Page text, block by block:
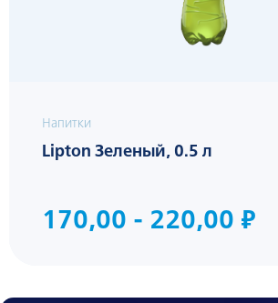
Напитки
Lipton Зеленый, 0.5 л
170,00 - 220,00 ₽